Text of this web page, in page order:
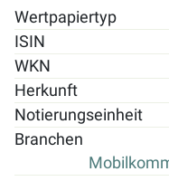
Wertpapiertyp
ISIN
WKN
Herkunft
Notierungseinheit
Branchen